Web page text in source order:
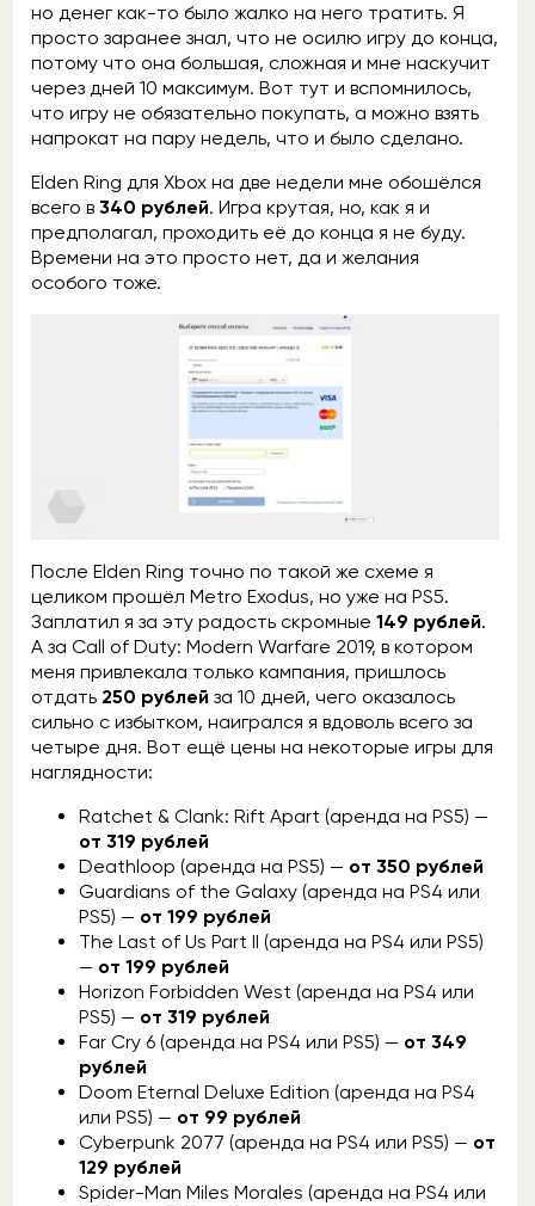
но денег как-то было жалко на него тратить. Я
просто заранее знал, что не осилю игру до конца,
потому что она большая, сложная и мне наскучит
через дней 10 максимум. Вот тут и вспомнилось,
что игру не обязательно покупать, а можно взять
напрокат на пару недель, что и было сделано.
Elden Ring для Xbox на две недели мне обошёлся
всего в 340 рублей. Игра крутая, но, как я и
предполагал, проходить её до конца я не буду.
Времени на это просто нет, да и желания
особого тоже.
После Elden Ring точно по такой же схеме я
целиком прошёл Metro Exodus, но уже на PS5.
Заплатил я за эту радость скромные 149 рублей.
А за Call of Duty: Modern Warfare 2019, в котором
меня привлекала только кампания, пришлось
отдать 250 рублей за 10 дней, чего оказалось
сильно с избытком, наигрался я вдоволь всего за
четыре дня. Вот ещё цены на некоторые игры для
наглядности:
Ratchet & Clank: Rift Apart (аренда на PS5) —
от 319 рублей
Deathloop (аренда на PS5) — от 350 рублей
Guardians of the Galaxy (аренда на PS4 или
PS5) — от 199 рублей
The Last of Us Part II (аренда на PS4 или PS5)
— от 199 рублей
Horizon Forbidden West (аренда на PS4 или
PS5) — от 319 рублей
Far Cry 6 (аренда на PS4 или PS5) — от 349
рублей
Doom Eternal Deluxe Edition (аренда на PS4
или PS5) — от 99 рублей
Cyberpunk 2077 (аренда на PS4 или PS5) — от
129 рублей
Spider-Man Miles Morales (аренда на PS4 или